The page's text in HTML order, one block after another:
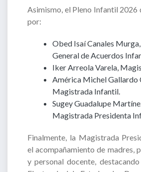
Asimismo, el Pleno Infantil 2026
por:
Obed Isaí Canales
General de Acuerdos
Iker Arreola Varela,
América Michel Gallardo
Magistrada Infantil.
Sugey Guadalupe
Magistrada Presidenta
Finalmente, la Magistrada
el acompañamiento de madres,
y personal docente,